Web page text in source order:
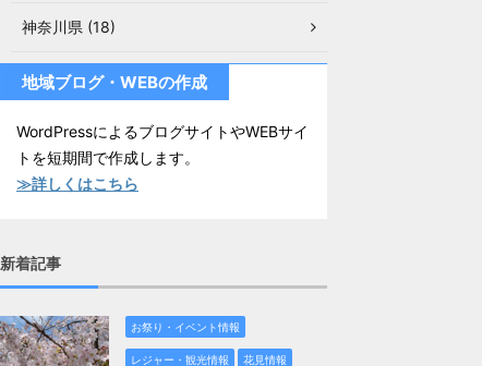
神奈川県 (18)
地域ブログ・WEBの作成
WordPressによるブログサイトやWEBサイ
トを短期間で作成します。
≫詳しくはこちら
新着記事
お祭り・イベント情報
レジャー・観光情報 花見情報